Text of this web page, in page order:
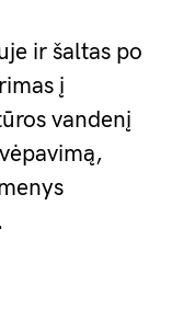
ir šaltas po
į
vandenį